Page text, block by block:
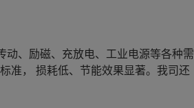
动、励磁、充放电、工业电源等各种需
准， 损耗低、节能效果显著。我司还